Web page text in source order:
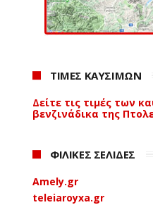
ΤΙΜΕΣ ΚΑΥΣΙΜΩΝ
Δείτε τις τιμές των
βενζινάδικα της
ΦΙΛΙΚΕΣ ΣΕΛΙΔΕΣ
Amely.gr
teleiaroyxa.gr